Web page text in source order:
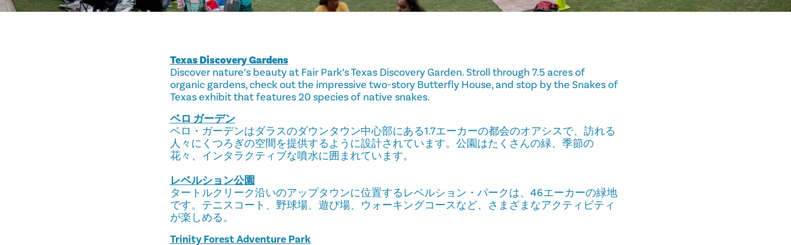
Texas Discovery Gardens
Discover nature’s beauty at Fair Park’s Texas Discovery Garden. Stroll through 7.5 acres of
organic gardens, check out the impressive two-story Butterfly House, and stop by the Snakes of
Texas exhibit that features 20 species of native snakes.
ベロ ガーデン
ベロ・ガーデンはダラスのダウンタウン中心部にある1.7エーカーの都会のオアシスで、訪れる
人々にくつろぎの空間を提供するように設計されています。公園はたくさんの緑、季節の
花々、インタラクティブな噴水に囲まれています。
レベルション公園
タートルクリーク沿いのアップタウンに位置するレベルション・パークは、46エーカーの緑地
です。テニスコート、野球場、遊び場、ウォーキングコースなど、さまざまなアクティビティ
が楽しめる。
Trinity Forest Adventure Park